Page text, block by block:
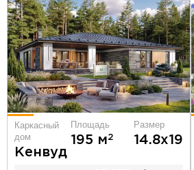
Каркасный
дом
Кенвуд
Площадь
195 м2
Размер
14.8х19